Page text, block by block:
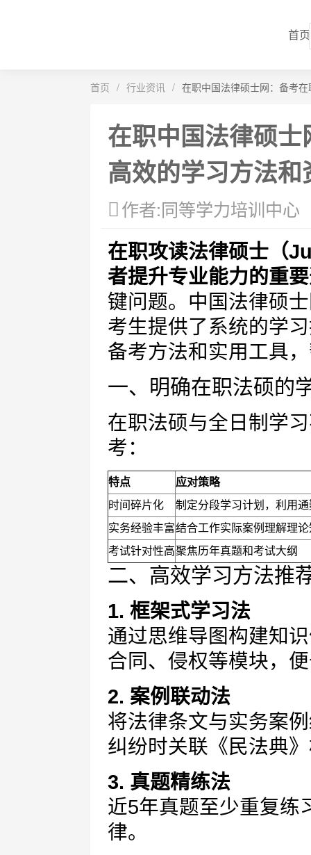
首页
首页 / 行业资讯 / 在职中国法律硕士网：备考
在职中国法律硕
高效的学习方法和
作者:同等学力培训中心
在职攻读法律硕士（
者提升专业能力的重
键问题。中国法律硕
考生提供了系统的学
备考方法和实用工具
一、明确在职法硕的
在职法硕与全日制学
考：
特点
应对策略
时间碎片化
制定分段学习计划，利用
实务经验丰富结合工作实际案例理解理
考试针对性高聚焦历年真题和考试大纲
二、高效学习方法推
1. 框架式学习法
通过思维导图构建知
合同、侵权等模块，
2. 案例联动法
将法律条文与实务案
纠纷时关联《民法典
3. 真题精练法
近5年真题至少重复练
律。